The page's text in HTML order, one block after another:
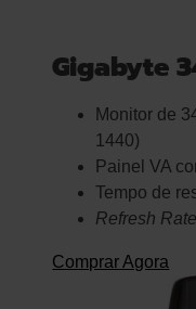
Gigabyte
Monitor de
1440)
Painel VA
Tempo de
Refresh Rate
Comprar Agora